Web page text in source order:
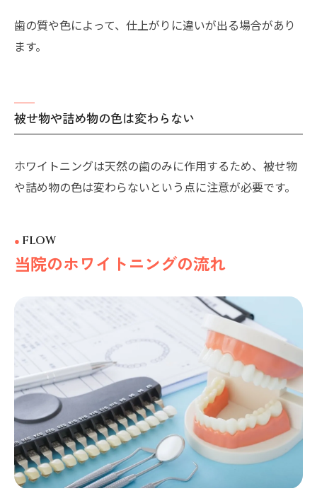
歯の質や色によって、仕上がりに違いが出る場合があり
ます。
被せ物や詰め物の色は変わらない
ホワイトニングは天然の歯のみに作用するため、被せ物
や詰め物の色は変わらないという点に注意が必要です。
当院のホワイトニングの流れ
FLOW